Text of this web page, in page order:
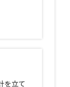
を立て